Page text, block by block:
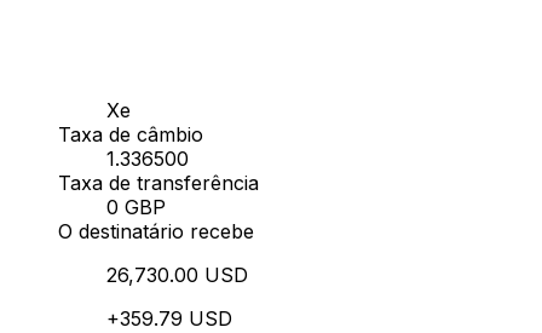
Xe
Taxa de câmbio
1.336500
Taxa de transferência
0 GBP
O destinatário recebe
26,730.00 USD
+359.79 USD